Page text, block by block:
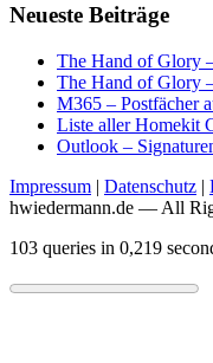
Neueste Beiträge
The Hand of Glory
The Hand of Glory
M365 – Postfächer
Liste aller Homekit
Outlook –
Impressum | Datenschutz |
hwiedermann.de — All
103 queries in 0,219